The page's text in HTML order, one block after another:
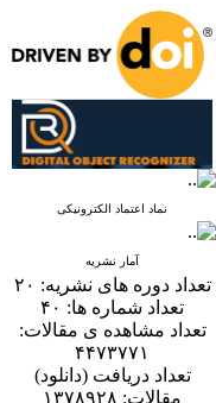
نماد اعتماد الکترونیکی
آمار نشریه
تعداد دوره های نشریه: ۲۰
تعداد شماره ها: ۴۰
تعداد مشاهده ی مقالات:
۴۴۷۳۷۷۱
تعداد دریافت (دانلود)
مقالات: ۱۳۷۸۹۲۸